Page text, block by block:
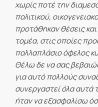
χωρίς ποτέ την
πολιτικού,
προτάθηκαν θέσεις
τομέα, στις οποίες
πολλαπλάσιο όφελος
Θέλω δε να σας
για αυτό πολλούς
συνεργαστεί όλα αυτά
ήταν να εξασφαλίσω